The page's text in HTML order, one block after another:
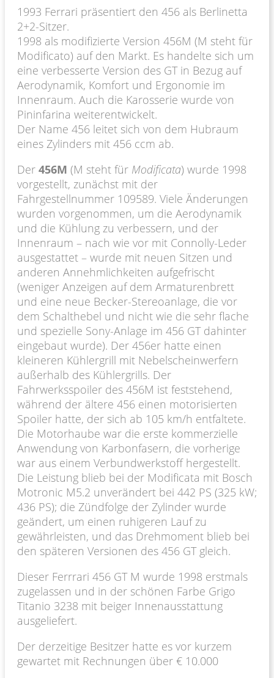
1993 Ferrari präsentiert den 456 als Berlinetta
2+2-Sitzer.
1998 als modifizierte Version 456M (M steht für
Modificato) auf den Markt. Es handelte sich um
eine verbesserte Version des GT in Bezug auf
Aerodynamik, Komfort und Ergonomie im
Innenraum. Auch die Karosserie wurde von
Pininfarina weiterentwickelt.
Der Name 456 leitet sich von dem Hubraum
eines Zylinders mit 456 ccm ab.
Der 456M (M steht für Modificata) wurde 1998
vorgestellt, zunächst mit der
Fahrgestellnummer 109589. Viele Änderungen
wurden vorgenommen, um die Aerodynamik
und die Kühlung zu verbessern, und der
Innenraum – nach wie vor mit Connolly-Leder
ausgestattet – wurde mit neuen Sitzen und
anderen Annehmlichkeiten aufgefrischt
(weniger Anzeigen auf dem Armaturenbrett
und eine neue Becker-Stereoanlage, die vor
dem Schalthebel und nicht wie die sehr flache
und spezielle Sony-Anlage im 456 GT dahinter
eingebaut wurde). Der 456er hatte einen
kleineren Kühlergrill mit Nebelscheinwerfern
außerhalb des Kühlergrills. Der
Fahrwerksspoiler des 456M ist feststehend,
während der ältere 456 einen motorisierten
Spoiler hatte, der sich ab 105 km/h entfaltete.
Die Motorhaube war die erste kommerzielle
Anwendung von Karbonfasern, die vorherige
war aus einem Verbundwerkstoff hergestellt.
Die Leistung blieb bei der Modificata mit Bosch
Motronic M5.2 unverändert bei 442 PS (325 kW;
436 PS); die Zündfolge der Zylinder wurde
geändert, um einen ruhigeren Lauf zu
gewährleisten, und das Drehmoment blieb bei
den späteren Versionen des 456 GT gleich.
Dieser Ferrrari 456 GT M wurde 1998 erstmals
zugelassen und in der schönen Farbe Grigo
Titanio 3238 mit beiger Innenausstattung
ausgeliefert.
Der derzeitige Besitzer hatte es vor kurzem
gewartet mit Rechnungen über € 10.000